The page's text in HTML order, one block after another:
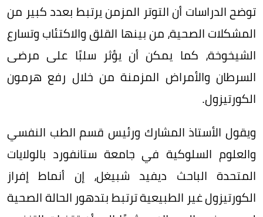
توضح الدراسات أن التوتر المزمن يرتبط بعدد كبير من
المشكلات الصحية، من بينها القلق والاكتئاب وتسارع
الشيخوخة، كما يمكن أن يؤثر سلبًا على مرضى
السرطان والأمراض المزمنة من خلال رفع هرمون
الكورتيزول.
ويقول الأستاذ المشارك ورئيس قسم الطب النفسي
والعلوم السلوكية في جامعة ستانفورد بالولايات
المتحدة الباحث ديفيد شبيغل، إن أنماط إفراز
الكورتيزول غير الطبيعية ترتبط بتدهور الحالة الصحية